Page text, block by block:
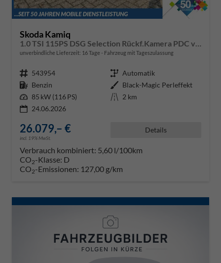
Skoda Kamiq
unverbindliche Lieferzeit: 16 Tage Fahrzeug mit Tageszulassung
Fahrzeugnr. 543954 Getriebe Automatik
Kraftstoff Benzin Außenfarbe Black-Magic Perleffekt
Leistung 85 kW (116 PS) Kilometerstand 2 km
24.06.2026
26.079,– €
incl. 19% MwSt.
Details
Verbrauch kombiniert: 5,60 l/100km
CO2-Klasse: D
CO2-Emissionen: 127,00 g/km